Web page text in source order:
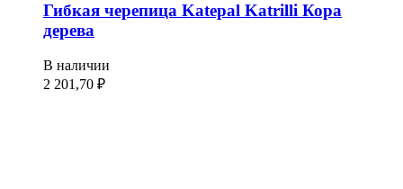
Гибкая черепица Katepal Katrilli Кора
дерева
В наличии
2 201,70 ₽